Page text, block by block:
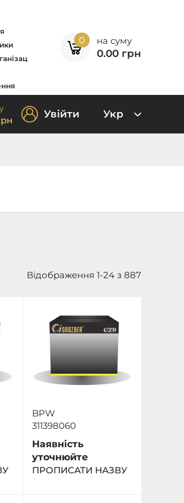
0 на суму
0.00 грн
Увійти Укр
Відображення 1-24 з 887
BPW
311398060
Наявність
уточнюйте
ПРОПИСАТИ НАЗВУ